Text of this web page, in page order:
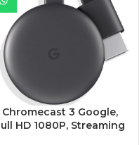
Chromecast 3 Google,
HD 1080P, Streaming